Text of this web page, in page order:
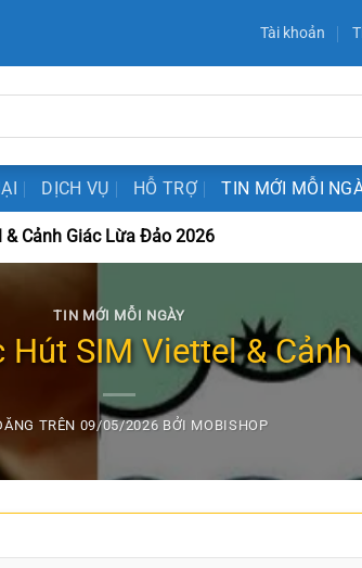
Tài khoản
DỊCH VỤ HỖ TRỢ TIN MỚI MỖI
Cảnh Giác Lừa Đảo 2026
TIN MỚI MỖI NGÀY
SIM Viettel &
TRÊN 09/05/2026 BỞI MOBISHOP